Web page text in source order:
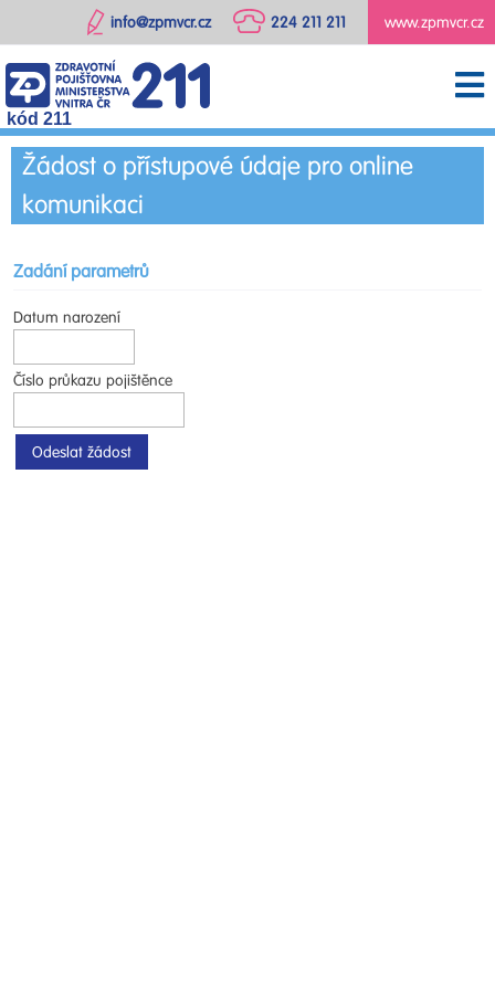
www.zpmvcr.cz
224 211 211
info@zpmvcr.cz
kód 211
Žádost o přístupové údaje pro online
komunikaci
Zadání parametrů
Datum narození
Číslo průkazu pojištěnce